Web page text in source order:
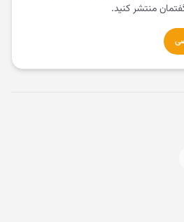
منتشر کنید.